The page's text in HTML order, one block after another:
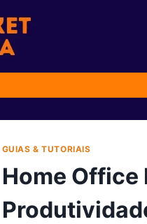
GUIAS & TUTORIAIS
Home Office